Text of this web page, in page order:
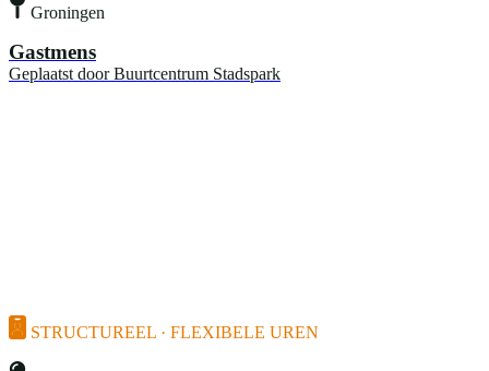
Groningen
Gastmens
Geplaatst door Buurtcentrum Stadspark
STRUCTUREEL · FLEXIBELE UREN